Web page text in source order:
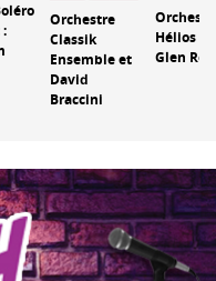
Orchestre
Classik
Ensemble et
David
Braccini
Hélios et
Glen